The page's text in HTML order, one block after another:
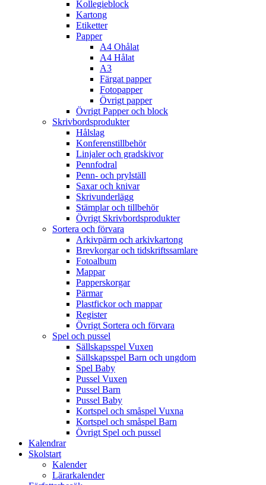
Kollegieblock
Kartong
Etiketter
Papper
A4 Ohålat
A4 Hålat
A3
Färgat papper
Fotopapper
Övrigt papper
Övrigt Papper och block
Skrivbordsprodukter
Hålslag
Konferenstillbehör
Linjaler och gradskivor
Pennfodral
Penn- och prylställ
Saxar och knivar
Skrivunderlägg
Stämplar och tillbehör
Övrigt Skrivbordsprodukter
Sortera och förvara
Arkivpärm och arkivkartong
Brevkorgar och tidskriftssamlare
Fotoalbum
Mappar
Papperskorgar
Pärmar
Plastfickor och mappar
Register
Övrigt Sortera och förvara
Spel och pussel
Sällskapsspel Vuxen
Sällskapsspel Barn och ungdom
Spel Baby
Pussel Vuxen
Pussel Barn
Pussel Baby
Kortspel och småspel Vuxna
Kortspel och småspel Barn
Övrigt Spel och pussel
Kalendrar
Skolstart
Kalender
Lärarkalender